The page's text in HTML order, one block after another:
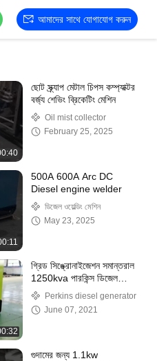
আমাদের সাথে যোগাযোগ করুন
ছোট স্ক্র্যাপ মেটাল চিপস কম্প্যাক্টর
বর্জ্য শেভিং ব্রিকেটিং মেশিন
Oil mist collector
February 25, 2025
500A 600A Arc DC
Diesel engine welder
ডিজেল ওয়েল্ডিং মেশিন
May 23, 2025
গ্রিড সিঙ্ক্রোনাইজেশন সমান্তরাল
1250kva পারকিন্স ডিজেল
জেনারেটর 1mw 24V DC স্টার্ট
মোটর
Perkins diesel generator
June 07, 2021
গুদামের জন্য 1.1kw